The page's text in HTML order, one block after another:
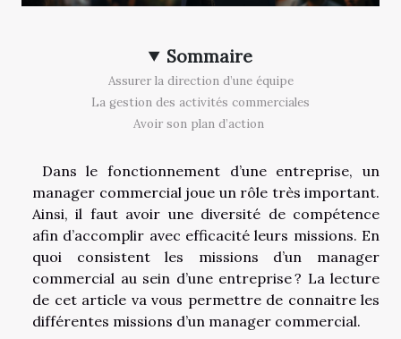
Sommaire
Assurer la direction d’une équipe
La gestion des activités commerciales
Avoir son plan d’action
Dans le fonctionnement d’une entreprise, un
manager commercial joue un rôle très important.
Ainsi, il faut avoir une diversité de compétence
afin d’accomplir avec efficacité leurs missions. En
quoi consistent les missions d’un manager
commercial au sein d’une entreprise ? La lecture
de cet article va vous permettre de connaitre les
différentes missions d’un manager commercial.